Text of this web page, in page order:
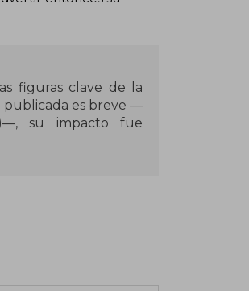
figuras clave de la
publicada es breve —
su impacto fue
la soledad, la